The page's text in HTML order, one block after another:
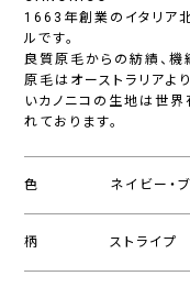
1663年創業のイタリア
ルです。
良質原毛からの紡績、機
原毛はオーストラリアよ
いカノニコの生地は世
れております。
色 ネイビー・
柄 ストライプ